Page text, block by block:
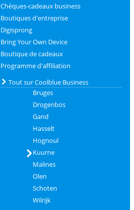
Chèques-cadeaux business
Boutiques d'entreprise
Digisprong
Bring Your Own Device
Boutique de cadeaux
Programme d'affiliation
Tout sur Coolblue Business
Bruges
Drogenbos
Gand
Hasselt
Hognoul
Kuurne
Malines
Olen
Schoten
Wilrijk